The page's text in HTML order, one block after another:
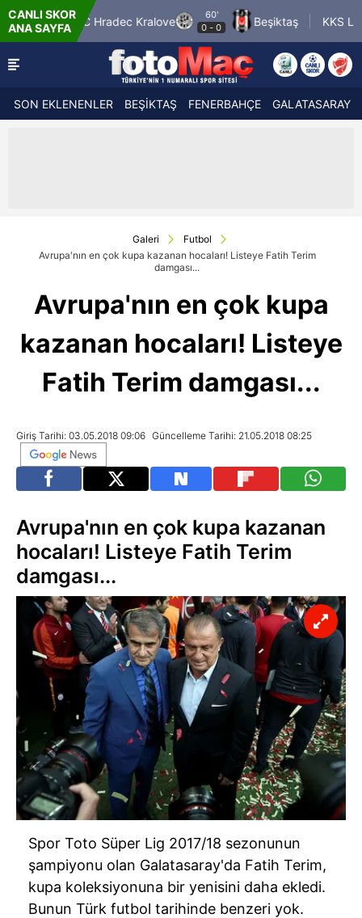
CANLI SKOR
ANA SAYFA
Hradec Kralove
0- 0 Beşiktaş KKS Lech Poznan
SON EKLENENLER BEŞİKTAŞ FENERBAHÇE GALATASARAY
Galeri
Futbol
Avrupa'nın en çok kupa kazanan hocaları! Listeye Fatih Terim
damgası...
Avrupa'nın en çok kupa
kazanan hocaları! Listeye
Fatih Terim damgası...
Giriş Tarihi: 03.05.2018 09:06 Güncelleme Tarihi: 21.05.2018 08:25
Avrupa'nın en çok kupa kazanan
hocaları! Listeye Fatih Terim
damgası...
Spor Toto Süper Lig 2017/18 sezonunun
şampiyonu olan Galatasaray'da Fatih Terim,
kupa koleksiyonuna bir yenisini daha ekledi.
Bunun Türk futbol tarihinde benzeri yok.